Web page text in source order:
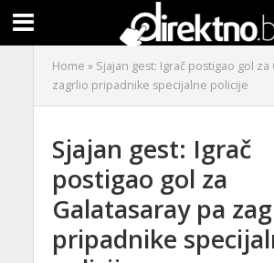
Home » Sjajan gest: Igrač postigao gol za
zagrlio pripadnike specijalne policije
Sjajan gest: Igrač
postigao gol za
Galatasaray pa
pripadnike